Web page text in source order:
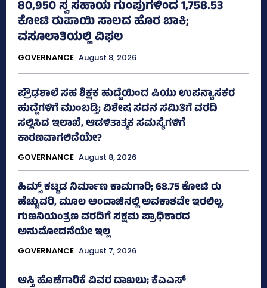
80,950 ಸ್ವ ಸಹಾಯ ಗುಂಪುಗಳಿಂದ 1,758.53
ಕೋಟಿ ರುಪಾಯಿ ಸಾಲದ ಹೊರ ಬಾಕಿ;
ವಸೂಲಾತಿಯಲ್ಲಿ ವಿಫಲ
GOVERNANCE August 8, 2026
ಪ್ರೌಢಶಾಲೆ ಸಹ ಶಿಕ್ಷಕ ಹುದ್ದೆಯಿಂದ ಪಿಯು ಉಪನ್ಯಾಸಕರ
ಹುದ್ದೆಗಳಿಗೆ ಮುಂಬಡ್ತಿ; ವಿಶೇಷ ಸದನ ಸಮಿತಿಗೆ ವರದಿ
ಸಲ್ಲಿಸಿದ ಇಲಾಖೆ, ಆಡಳಿತಾತ್ಮಕ ಸಮಸ್ಯೆಗಳಿಗೆ
ಕಾರಣವಾಗಲಿದೆಯೇ?
GOVERNANCE August 8, 2026
ಹಿಮ್ಸ್‌ ಕಟ್ಟಡ ನಿರ್ಮಾಣ ಕಾಮಗಾರಿ; 68.75 ಕೋಟಿ ರು
ಹೆಚ್ಚುವರಿ, ಮೂಲ ಅಂದಾಜಿನಲ್ಲಿ ಅವಕಾಶವೇ ಇರಲಿಲ್ಲ,
ಗುಣನಿಯಂತ್ರಣ ವರದಿಗೆ ಸಕ್ಷಮ ಪ್ರಾಧಿಕಾರದ
ಅನುಮೋದನೆಯೇ ಇಲ್ಲ
GOVERNANCE August 7, 2026
ಆಸ್ತಿ ಹೊಣೆಗಾರಿಕೆ ವಿವರ ದಾಖಲು; ಕೆಎಎಸ್